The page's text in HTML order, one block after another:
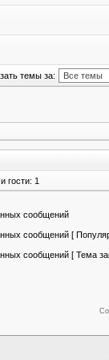
темы за:
гости: 1
сообщений
сообщений [
сообщений [ Тема